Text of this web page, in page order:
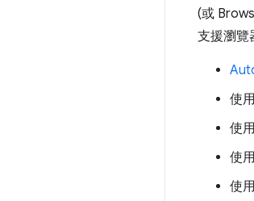
(或
支援瀏覽
使用
使用
使用
使用